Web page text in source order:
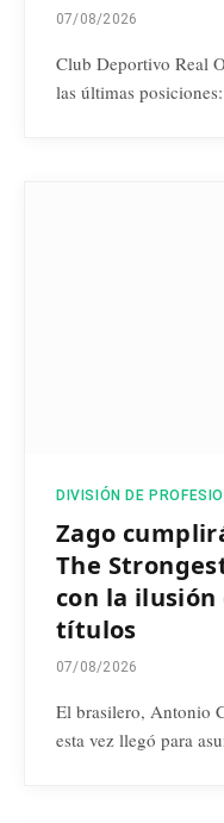
07/08/2026
Club Deportivo Real
las últimas
DIVISIÓN DE
Zago
The
con la
títulos
07/08/2026
El brasilero, Antonio
esta vez llegó para